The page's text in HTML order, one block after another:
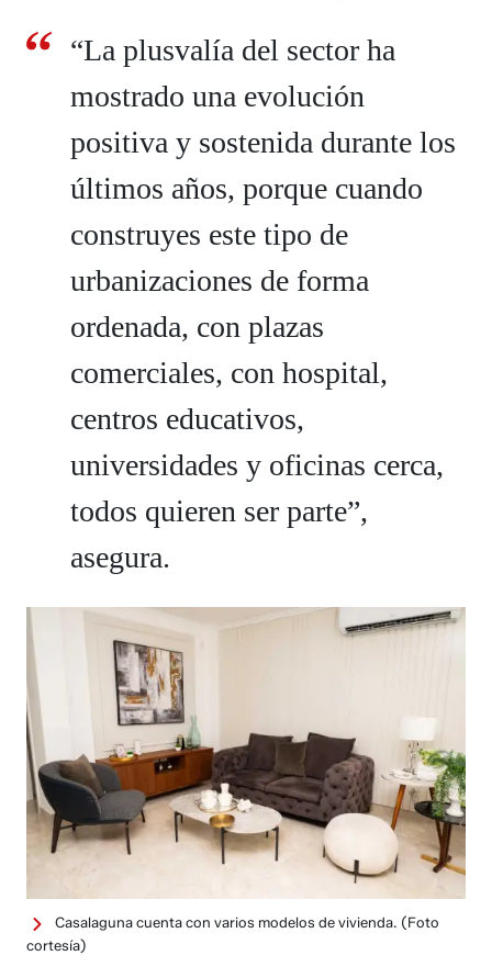
“La plusvalía del sector ha
mostrado una evolución
positiva y sostenida durante los
últimos años, porque cuando
construyes este tipo de
urbanizaciones de forma
ordenada, con plazas
comerciales, con hospital,
centros educativos,
universidades y oficinas cerca,
todos quieren ser parte”,
asegura.
Casalaguna cuenta con varios modelos de vivienda. (Foto
cortesía)